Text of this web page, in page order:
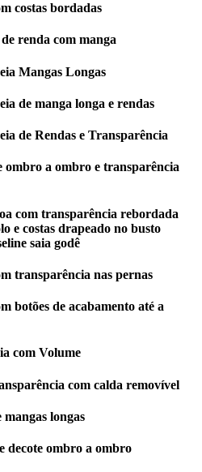
costas bordadas
renda com manga
Mangas Longas
de manga longa e rendas
de Rendas e Transparência
ombro a ombro e transparência
com transparência rebordada
e costas drapeado no busto
saia godê
transparência nas pernas
botões de acabamento até a
com Volume
com calda removível
mangas longas
decote ombro a ombro